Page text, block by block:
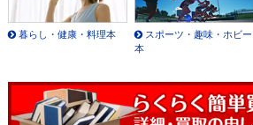
暮らし・健康・料理本
スポーツ・趣味・ホビー
本